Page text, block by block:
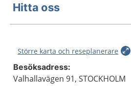
Hitta oss
Större karta och reseplanerare
Besöksadress:
Valhallavägen 91, STOCKHOLM